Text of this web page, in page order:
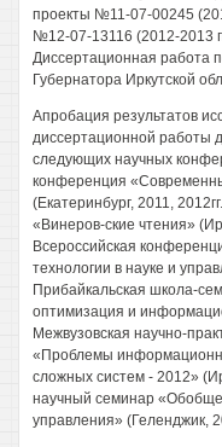
проекты №11-07-00245
№12-07-13116 (2012-2013
Диссертационная работа
Губернатора Иркутской
Апробация результатов
диссертационной работы
следующих научных
конференция
(Екатеринбург, 2011,
«Винеров-ские чтения»
Всероссийская
технологии в науке и
Прибайкальская школа-
оптимизация и
Межвузовская научно-
«Проблемы
сложных систем - 2012»
научный семинар
управления» (Геленджик,